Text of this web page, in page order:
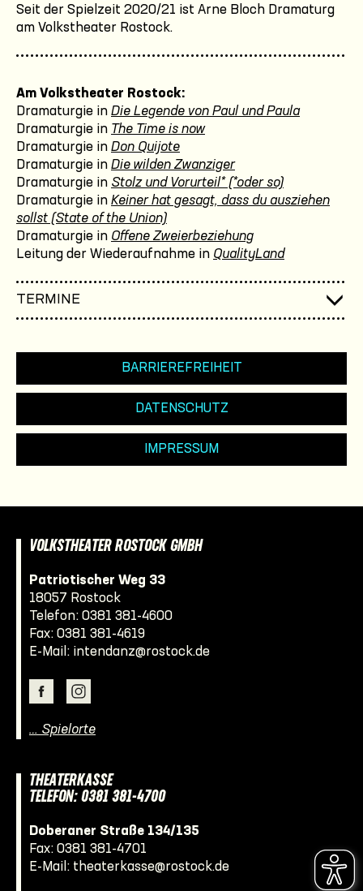
Seit der Spielzeit 2020/21 ist Arne Bloch Dramaturg
am Volkstheater Rostock.
Am Volkstheater Rostock:
Dramaturgie in Die Legende von Paul und Paula
Dramaturgie in The Time is now
Dramaturgie in Don Quijote
Dramaturgie in Die wilden Zwanziger
Dramaturgie in Stolz und Vorurteil* (*oder so)
Dramaturgie in Keiner hat gesagt, dass du ausziehen
sollst (State of the Union)
Dramaturgie in Offene Zweierbeziehung
Leitung der Wiederaufnahme in QualityLand
TERMINE
BARRIEREFREIHEIT
DATENSCHUTZ
IMPRESSUM
VOLKSTHEATER ROSTOCK GMBH
Patriotischer Weg 33
18057 Rostock
Telefon: 0381 381-4600
Fax: 0381 381-4619
E-Mail: intendanz@rostock.de
… Spielorte
THEATERKASSE
TELEFON: 0381 381-4700
Doberaner Straße 134/135
Fax: 0381 381-4701
E-Mail: theaterkasse@rostock.de